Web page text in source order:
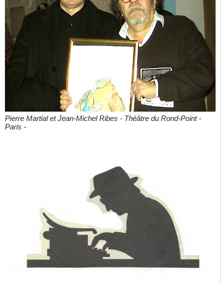
Pierre Martial et Jean-Michel Ribes - Théâtre du Rond-Point -
Paris -